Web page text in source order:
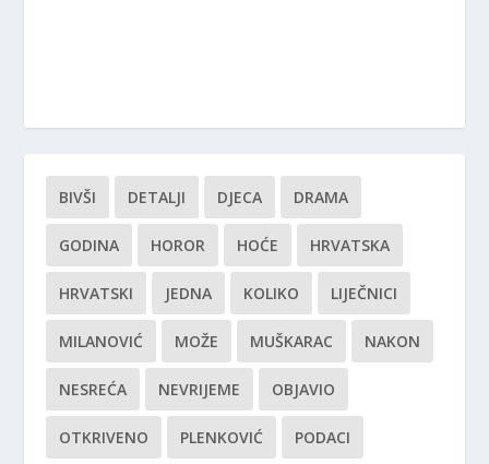
BIVŠI DETALJI DJECA DRAMA
GODINA HOROR HOĆE HRVATSKA
HRVATSKI JEDNA KOLIKO LIJEČNICI
MILANOVIĆ MOŽE MUŠKARAC NAKON
NESREĆA NEVRIJEME OBJAVIO
OTKRIVENO PLENKOVIĆ PODACI